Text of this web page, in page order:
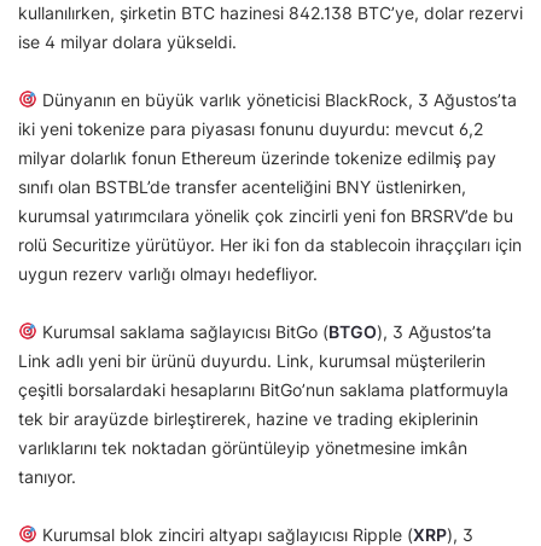
kullanılırken, şirketin BTC hazinesi 842.138 BTC’ye, dolar rezervi
ise 4 milyar dolara yükseldi.
Dünyanın en büyük varlık yöneticisi BlackRock, 3 Ağustos’ta
iki yeni tokenize para piyasası fonunu duyurdu: mevcut 6,2
milyar dolarlık fonun Ethereum üzerinde tokenize edilmiş pay
sınıfı olan BSTBL’de transfer acenteliğini BNY üstlenirken,
kurumsal yatırımcılara yönelik çok zincirli yeni fon BRSRV’de bu
rolü Securitize yürütüyor. Her iki fon da stablecoin ihraççıları için
uygun rezerv varlığı olmayı hedefliyor.
Kurumsal saklama sağlayıcısı BitGo (BTGO), 3 Ağustos’ta
Link adlı yeni bir ürünü duyurdu. Link, kurumsal müşterilerin
çeşitli borsalardaki hesaplarını BitGo’nun saklama platformuyla
tek bir arayüzde birleştirerek, hazine ve trading ekiplerinin
varlıklarını tek noktadan görüntüleyip yönetmesine imkân
tanıyor.
Kurumsal blok zinciri altyapı sağlayıcısı Ripple (XRP), 3